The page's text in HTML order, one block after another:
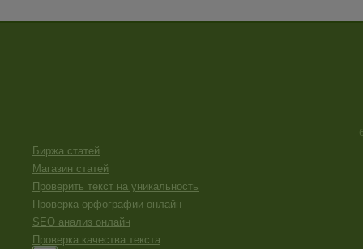
Биржа статей
Магазин статей
Проверить текст на уникальность
Проверка орфографии онлайн
SEO анализ онлайн
Проверка качества текста